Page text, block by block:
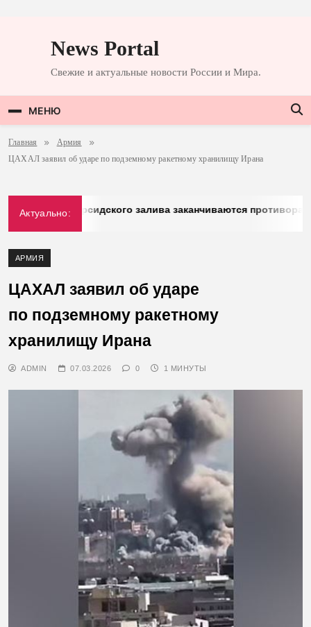
содержимомуNews Portal
Свежие и актуальные новости России и Мира.
МЕНЮ
Главная
Армия
ЦАХАЛ заявил об ударе по подземному ракетному хранилищу Ирана
Актуально:
у стран Персидского залива заканчиваются
АРМИЯ
ЦАХАЛ заявил об ударе
по подземному ракетному
хранилищу Ирана
ADMIN 07.03.2026 0 1 МИНУТЫ